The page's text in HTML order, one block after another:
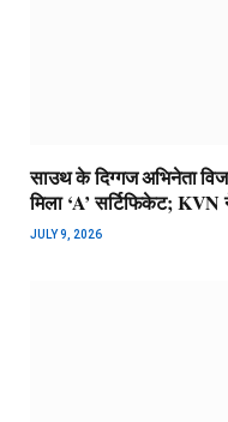
साउथ के दिग्गज अभिनेता
मिला ‘A’ सर्टिफिकेट;
JULY 9, 2026